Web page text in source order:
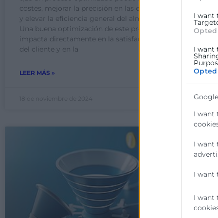
I want
Opted
I want
I want
I want
I want
I want
costes, mejorar la precisión en las entregas
y elevar la eficiencia general del almacén.
Una buena optimización de este proceso
impacta directamente en la satisfacción
del cliente y en la
LEER MÁS »